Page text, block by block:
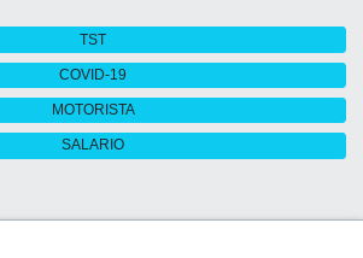
TST
COVID-19
MOTORISTA
SALARIO